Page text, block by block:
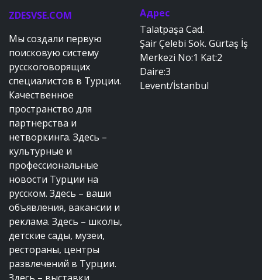
ZDESVSE.COM
Мы создали первую
поисковую систему
русскоговорящих
специалистов в Турции.
Качественное
пространство для
партнерства и
нетворкинга. Здесь –
культурные и
профессиональные
новости Турции на
русском. Здесь – ваши
объявления, вакансии и
реклама. Здесь – школы,
детские сады, музеи,
рестораны, центры
развлечений в Турции.
Адрес
Talatpaşa Cad.
Şair Çelebi Sok. Gürtaş İş
Merkezi No:1 Kat:2
Daire:3
Levent/İstanbul